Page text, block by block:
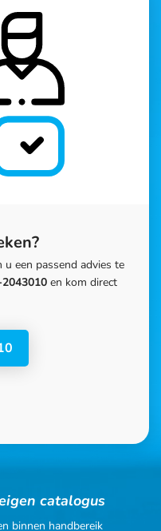
u een passend advies te
en kom direct
catalogus
binnen handbereik